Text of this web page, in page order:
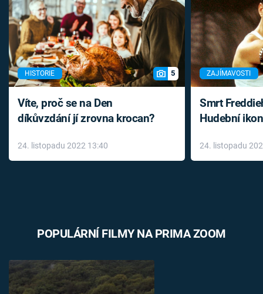
HISTORIE 5
Víte, proč se na Den
díkůvzdání jí zrovna krocan?
24. listopadu 2022 13:40
ZAJÍMAVOSTI
Smrt
Hudební
léky
24. listopadu
POPULÁRNÍ FILMY NA PRIMA ZOOM